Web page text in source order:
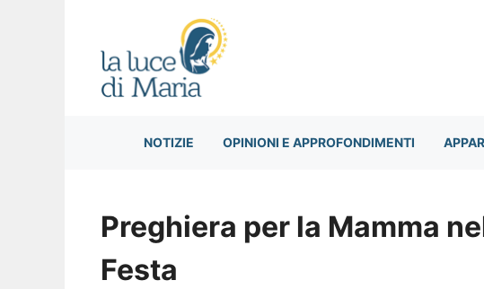
NOTIZIE OPINIONI E APPROFONDIMENTI
Preghiera per la Mamma
Festa